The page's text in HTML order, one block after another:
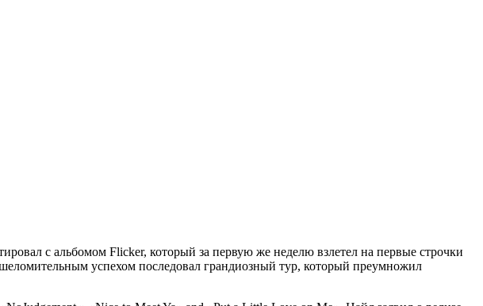
с альбомом Flicker, который за первую же неделю взлетел на первые строчки
успехом последовал грандиозный тур, который преумножил